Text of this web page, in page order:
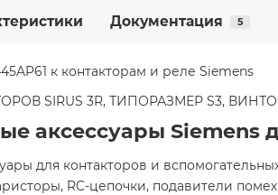
Документация 5
к контакторам и реле Siemens
SIRUS 3R, ТИПОРАЗМЕР S3,
аксессуары Siemens
для контакторов и
RC-цепочки, подавители